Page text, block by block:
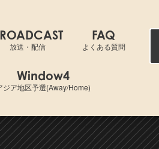
放送・配信
FAQ
よくある質問
Window4
ジア地区予選(Away/Home)